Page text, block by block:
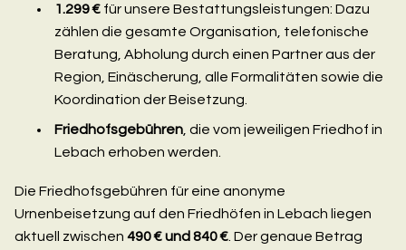
1.299 € für unsere Bestattungsleistungen: Dazu
zählen die gesamte Organisation, telefonische
Beratung, Abholung durch einen Partner aus der
Region, Einäscherung, alle Formalitäten sowie die
Koordination der Beisetzung.
Friedhofsgebühren , die vom jeweiligen Friedhof in
Lebach erhoben werden.
Die Friedhofsgebühren für eine anonyme
Urnenbeisetzung auf den Friedhöfen in Lebach liegen
aktuell zwischen 490 € und 840 € . Der genaue Betrag